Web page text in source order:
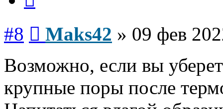
#8 Maks42 » 09 фев
Возможно, если вы
крупные поры после